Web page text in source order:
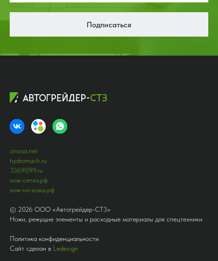
Подписаться
iznosa.net
hydromach.ru
3369099.ru
нож-сетка.рф
нож-на-ковш.рф
© 2026 ООО «Автогрейдер-СТ3»
Ножи, режущие элементы и расходные материалы для спецтехники
Политика конфиденциальности
Сайт сделан в Ledesign